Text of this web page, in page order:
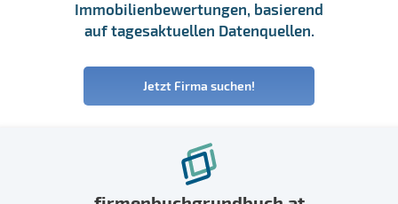
Immobilienbewertungen, basierend
auf tagesaktuellen Datenquellen.
Jetzt Firma suchen!